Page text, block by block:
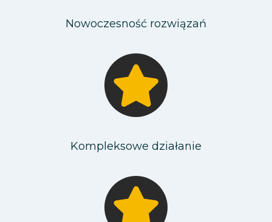
Nowoczesność rozwiązań
Kompleksowe działanie